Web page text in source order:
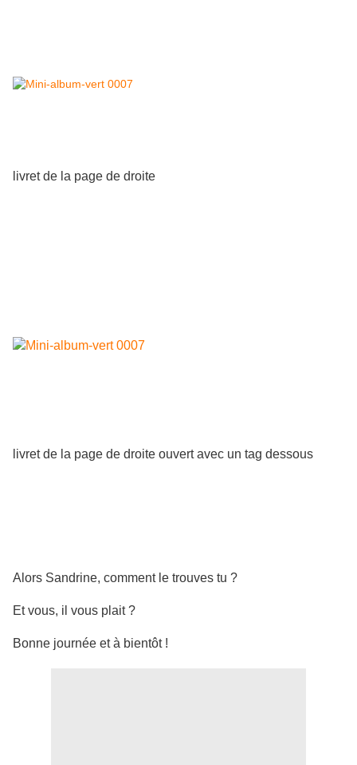
livret de la page de droite
livret de la page de droite ouvert avec un tag dessous
Alors Sandrine, comment le trouves tu ?
Et vous, il vous plait ?
Bonne journée et à bientôt !